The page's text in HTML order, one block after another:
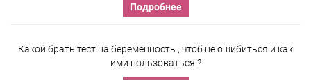
Подробнее
Какой брать тест на беременность , чтоб не ошибиться и как
ими пользоваться ?